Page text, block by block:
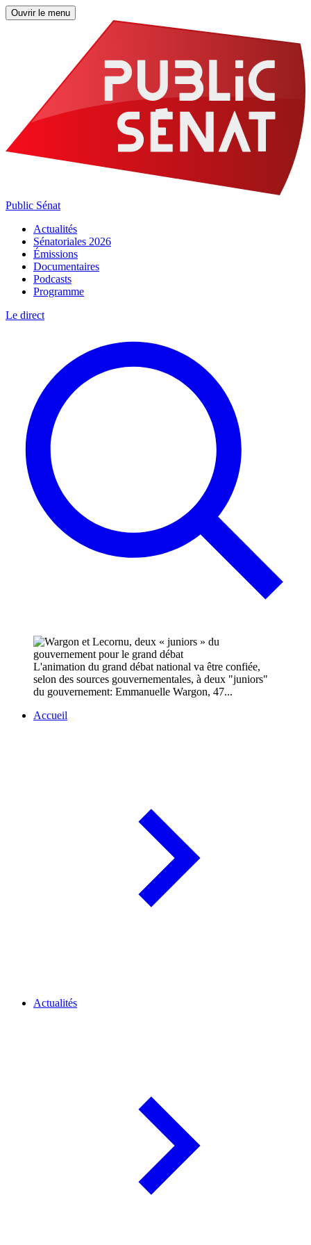
Ouvrir le menu
Public Sénat
Actualités
Sénatoriales 2026
Émissions
Documentaires
Podcasts
Programme
Le direct
L'animation du grand débat national va être confiée,
selon des sources gouvernementales, à deux "juniors"
du gouvernement: Emmanuelle Wargon, 47...
Accueil
Actualités